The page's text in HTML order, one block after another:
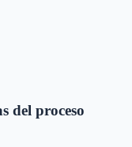
del proceso